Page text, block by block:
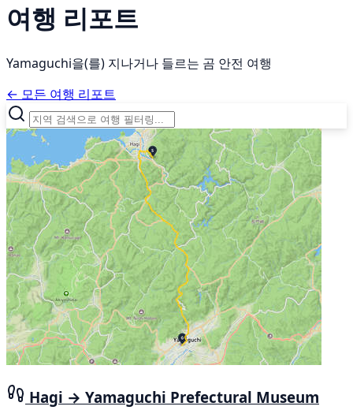
여행 리포트
Yamaguchi을(를) 지나거나 들르는 곰 안전 여행
← 모든 여행 리포트
Hagi → Yamaguchi Prefectural Museum